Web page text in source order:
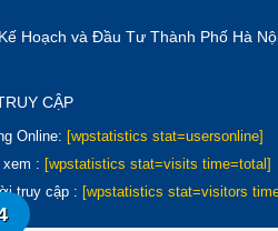
Hoạch và Đầu Tư Thành Phố Hà
CẬP
Online: [wpstatistics stat=usersonline]
: [wpstatistics stat=visits time=total]
truy cập : [wpstatistics stat=visitors